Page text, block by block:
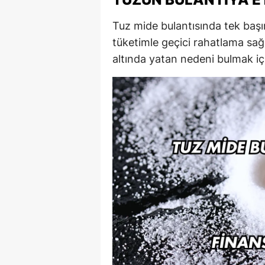
Tuz mide bulantısında tek
tüketimle geçici rahatlama
altında yatan nedeni bulmak